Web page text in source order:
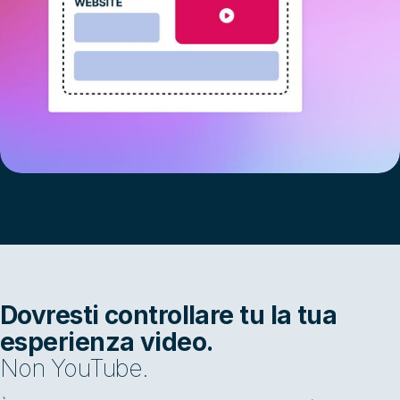
Dovresti controllare tu la tua
esperienza video.
Non YouTube.